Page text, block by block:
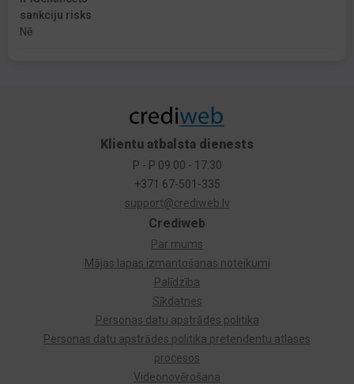
sankciju risks
Nē
Crediweb
Par mums
Mājas lapas izmantošanas noteikumi
Palīdzība
Sīkdatnes
Personas datu apstrādes politika
Personas datu apstrādes politika pretendentu atlases
procesos
Videonovērošana
Klientu atbalsta dienests
P - P 09:00 - 17:30
+371 67-501-335
support@crediweb.lv